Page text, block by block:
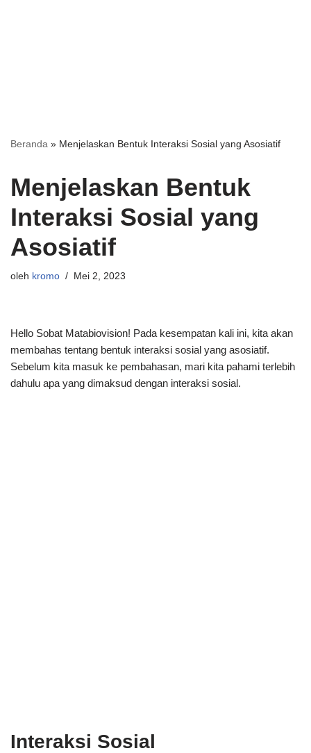
Beranda » Menjelaskan Bentuk Interaksi Sosial yang Asosiatif
Menjelaskan Bentuk
Interaksi Sosial yang
Asosiatif
oleh kromo Mei 2, 2023
Hello Sobat Matabiovision! Pada kesempatan kali ini, kita akan
membahas tentang bentuk interaksi sosial yang asosiatif.
Sebelum kita masuk ke pembahasan, mari kita pahami terlebih
dahulu apa yang dimaksud dengan interaksi sosial.
Interaksi Sosial